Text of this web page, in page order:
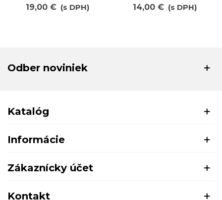
19,00 € (s DPH) 14,00 € (s DPH)
Odber noviniek
Katalóg
Informácie
Zákaznícky účet
Kontakt